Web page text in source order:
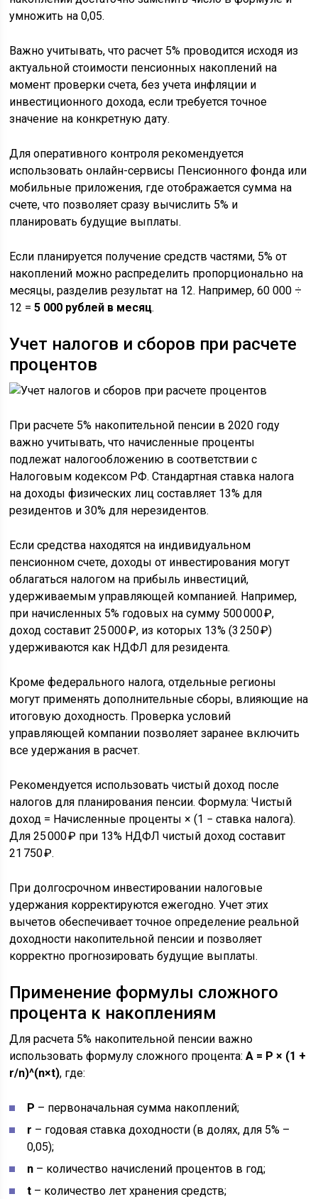
умножить на 0,05.
Важно учитывать, что расчет 5% проводится исходя из
актуальной стоимости пенсионных накоплений на
момент проверки счета, без учета инфляции и
инвестиционного дохода, если требуется точное
значение на конкретную дату.
Для оперативного контроля рекомендуется
использовать онлайн-сервисы Пенсионного фонда или
мобильные приложения, где отображается сумма на
счете, что позволяет сразу вычислить 5% и
планировать будущие выплаты.
Если планируется получение средств частями, 5% от
накоплений можно распределить пропорционально на
месяцы, разделив результат на 12. Например, 60 000 ÷
12 =5 000 рублей в месяц.
Учет налогов и сборов при расчете
процентов
При расчете 5% накопительной пенсии в 2020 году
важно учитывать, что начисленные проценты
подлежат налогообложению в соответствии с
Налоговым кодексом РФ. Стандартная ставка налога
на доходы физических лиц составляет 13% для
резидентов и 30% для нерезидентов.
Если средства находятся на индивидуальном
пенсионном счете, доходы от инвестирования могут
облагаться налогом на прибыль инвестиций,
удерживаемым управляющей компанией. Например,
при начисленных 5% годовых на сумму 500 000 ₽,
доход составит 25 000 ₽, из которых 13% (3 250 ₽)
удерживаются как НДФЛ для резидента.
Кроме федерального налога, отдельные регионы
могут применять дополнительные сборы, влияющие на
итоговую доходность. Проверка условий
управляющей компании позволяет заранее включить
все удержания в расчет.
Рекомендуется использовать чистый доход после
налогов для планирования пенсии. Формула: Чистый
доход = Начисленные проценты × (1 − ставка налога).
Для 25 000 ₽ при 13% НДФЛ чистый доход составит
21 750 ₽.
При долгосрочном инвестировании налоговые
удержания корректируются ежегодно. Учет этих
вычетов обеспечивает точное определение реальной
доходности накопительной пенсии и позволяет
корректно прогнозировать будущие выплаты.
Применение формулы сложного
процента к накоплениям
Для расчета 5% накопительной пенсии важно
использовать формулу сложного процента:A = P × (1 +
r/n)^(n×t), где:
P – первоначальная сумма накоплений;
r – годовая ставка доходности (в долях, для 5% –
0,05);
n – количество начислений процентов в год;
t – количество лет хранения средств;